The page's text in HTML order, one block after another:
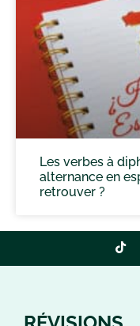
Les verbes à
alternance en
retrouver ?